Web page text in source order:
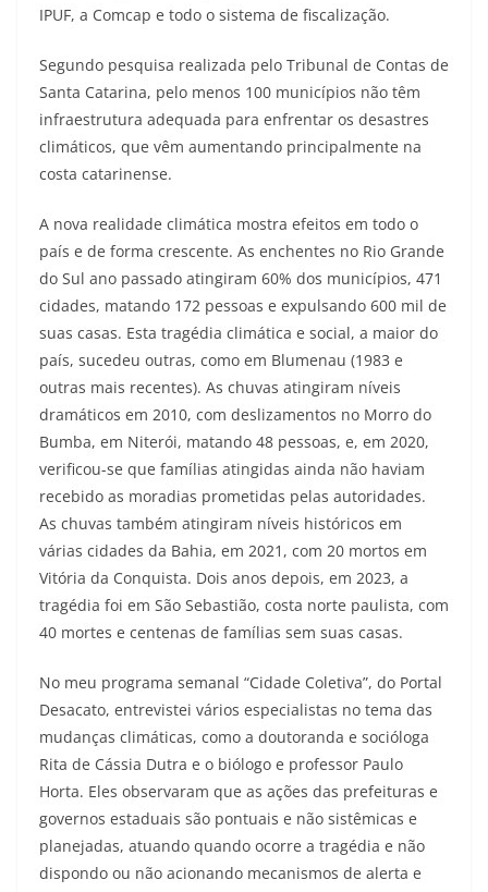
IPUF, a Comcap e todo o sistema de fiscalização.
Segundo pesquisa realizada pelo Tribunal de Contas de
Santa Catarina, pelo menos 100 municípios não têm
infraestrutura adequada para enfrentar os desastres
climáticos, que vêm aumentando principalmente na
costa catarinense.
A nova realidade climática mostra efeitos em todo o
país e de forma crescente. As enchentes no Rio Grande
do Sul ano passado atingiram 60% dos municípios, 471
cidades, matando 172 pessoas e expulsando 600 mil de
suas casas. Esta tragédia climática e social, a maior do
país, sucedeu outras, como em Blumenau (1983 e
outras mais recentes). As chuvas atingiram níveis
dramáticos em 2010, com deslizamentos no Morro do
Bumba, em Niterói, matando 48 pessoas, e, em 2020,
verificou-se que famílias atingidas ainda não haviam
recebido as moradias prometidas pelas autoridades.
As chuvas também atingiram níveis históricos em
várias cidades da Bahia, em 2021, com 20 mortos em
Vitória da Conquista. Dois anos depois, em 2023, a
tragédia foi em São Sebastião, costa norte paulista, com
40 mortes e centenas de famílias sem suas casas.
No meu programa semanal “Cidade Coletiva”, do Portal
Desacato, entrevistei vários especialistas no tema das
mudanças climáticas, como a doutoranda e socióloga
Rita de Cássia Dutra e o biólogo e professor Paulo
Horta. Eles observaram que as ações das prefeituras e
governos estaduais são pontuais e não sistêmicas e
planejadas, atuando quando ocorre a tragédia e não
dispondo ou não acionando mecanismos de alerta e